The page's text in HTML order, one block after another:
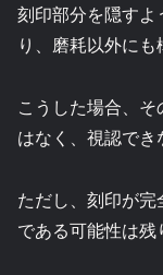
刻印部分を隠す
り、磨耗以外にも
こうした場合、
はなく、視認でき
ただし、刻印が
である可能性は残